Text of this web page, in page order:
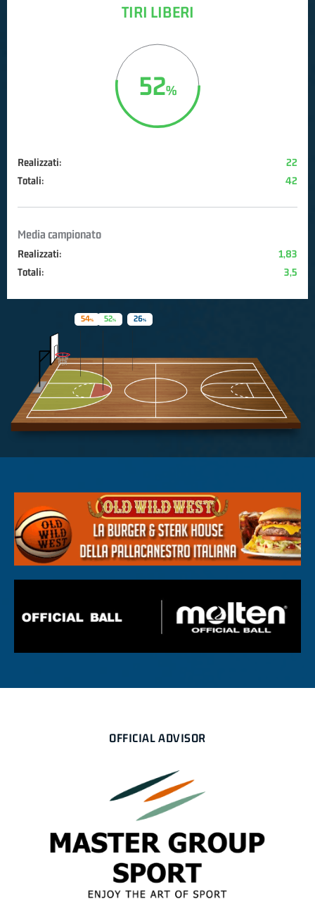
TIRI LIBERI
52
Realizzati:
22
Totali:
42
Media campionato
Realizzati:
1,83
Totali:
3,5
52
54 26
OFFICIAL ADVISOR